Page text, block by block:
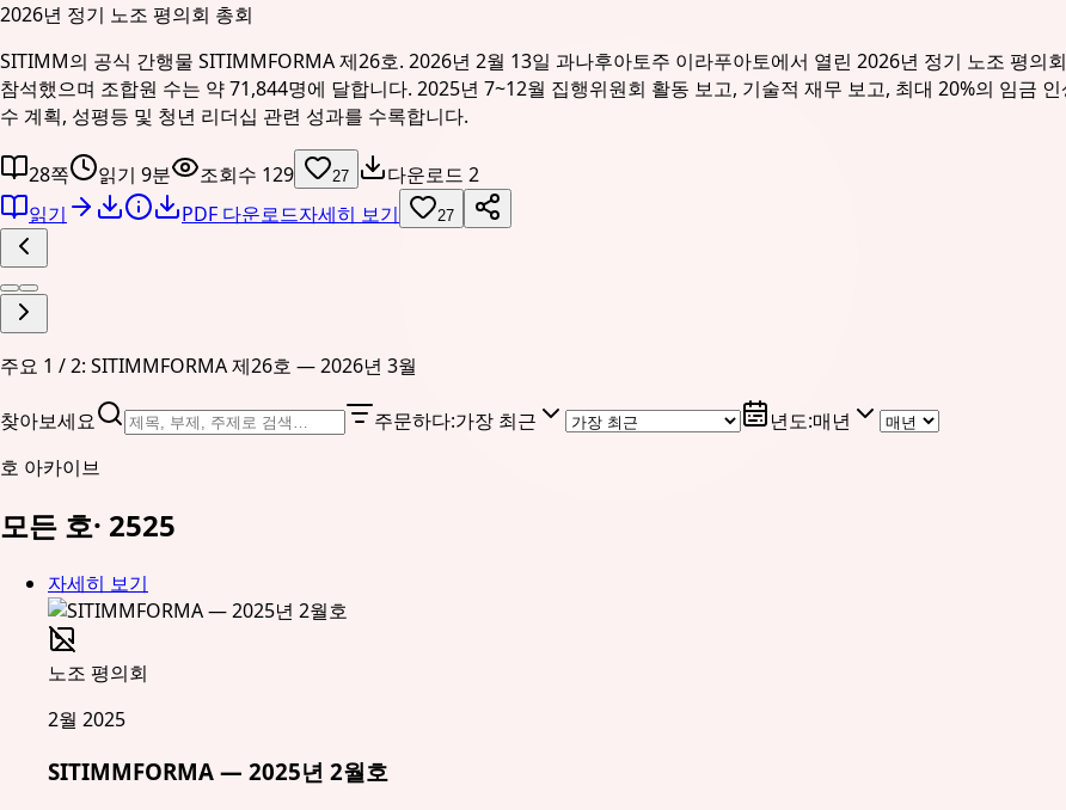
2026년 정기 노조 평의회 총회
SITIMM의 공식 간행물 SITIMMFORMA 제26호. 2026년 2월 13일 과나후아토주 이라푸아토에서 열린 2026년 정기 노조 평의
참석했으며 조합원 수는 약 71,844명에 달합니다. 2025년 7~12월 집행위원회 활동 보고, 기술적 재무 보고, 최대 20%의 임금
수 계획, 성평등 및 청년 리더십 관련 성과를 수록합니다.
28쪽 읽기 9분 조회수 129 27
다운로드 2
읽기
PDF 다운로드자세히 보기 27
주요 1 / 2: SITIMMFORMA 제26호 — 2026년 3월
찾아보세요 주문하다:가장 최근 년도:매년
호 아카이브
모든 호· 2525
자세히 보기
노조 평의회
2월 2025
SITIMMFORMA — 2025년 2월호